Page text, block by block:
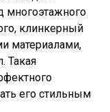
многоэтажного
клинкерный
материалами,
Такая
его стильным